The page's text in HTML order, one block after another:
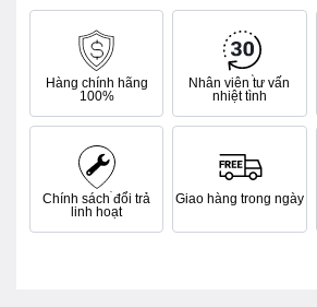
Hàng chính hãng
100%
Nhân viên tư vấn
nhiệt tình
Chính sách đổi trả
linh hoạt
Giao hàng trong ngày